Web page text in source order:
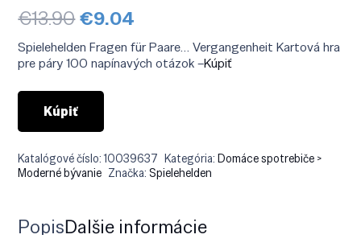
€13.90Pôvodná
cena
bola:
€13.90.
€9.04
je:
€9.04.
Spielehelden Fragen für Paare… Vergangenheit Kartová hra
pre páry 100 napínavých otázok –Kúpiť
Kúpiť
Katalógové číslo:10039637 Kategória:Domáce spotrebiče >
Moderné bývanie Značka:Spielehelden
PopisĎalšie informácie